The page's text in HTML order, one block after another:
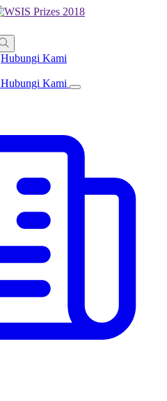
Hubungi Kami
Hubungi Kami